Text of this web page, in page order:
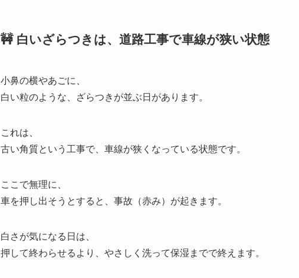
🚧 白いざらつきは、道路工事で車線が狭い状態
小鼻の横やあごに、
白い粒のような、ざらつきが並ぶ日があります。
これは、
古い角質という工事で、車線が狭くなっている状態です。
ここで無理に、
車を押し出そうとすると、事故（赤み）が起きます。
白さが気になる日は、
押して終わらせるより、やさしく洗って保湿までで終えます。